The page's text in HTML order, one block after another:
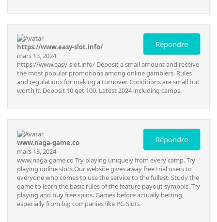
Répondre
https://www.easy-slot.info/
mars 13, 2024
https://www.easy-slot.info/ Deposit a small amount and receive
the most popular promotions among online gamblers. Rules
and regulations for making a turnover. Conditions are small but
worth it. Deposit 10 get 100. Latest 2024 including camps.
Répondre
www.naga-game.co
mars 13, 2024
www.naga-game.co Try playing uniquely from every camp. Try
playing online slots Our website gives away free trial users to
everyone who comes to use the service to the fullest. Study the
game to learn the basic rules of the feature payout symbols. Try
playing and buy free spins. Games before actually betting,
especially from big companies like PG Slots